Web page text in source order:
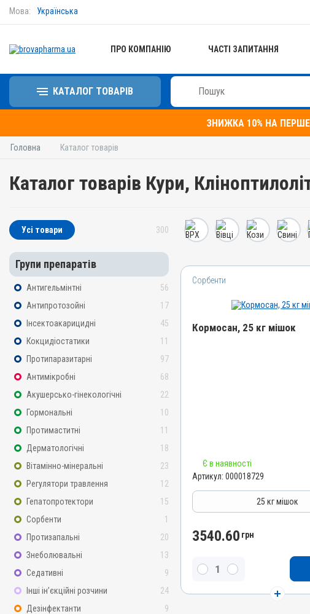
Мова: Українська
ПРО КОМПАНІЮ ЧАСТІ ЗАПИТАННЯ
КАТАЛОГ ТОВАРІВ
ЗНИЖКА 10% НА
Головна Каталог товарів
Каталог товарів Кури,
Усі товари 300
Групи препаратів
Антигельмінтні
56
Антипротозойні
17
Інсектоакарицидні
45
Кокцидіостатики
11
Протипаразитарні
97
Антимікробні
68
Акушерсько-гінекологічні
22
Гормональні
10
Протимаститні
11
Дерматологічні
18
Вітамінно-мінеральні
23
Регулятори травлення
12
Гепатопротектори
15
Сорбенти
1
Протизапальні
20
Знеболювальні
13
Седативні
9
Інші ін’єкційні розчини
24
Дезінфектанти
9
Сорбенти
Кормосан, 25 кг мішок
Сорбенти
Лікарська форма
Діючи речовини
Магнію сульфат
ВРХ, Вівці, Кози, Свині, Гуси, Качки,
Є в наявності
Артикул: 000018729
25 кг мішок
3540.60 грн